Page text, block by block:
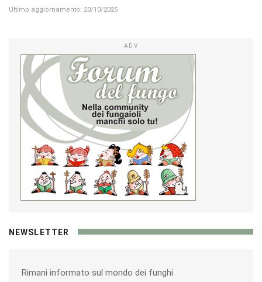
Ultimo aggiornamento: 20/10/2025
ADV
NEWSLETTER
Rimani informato sul mondo dei funghi